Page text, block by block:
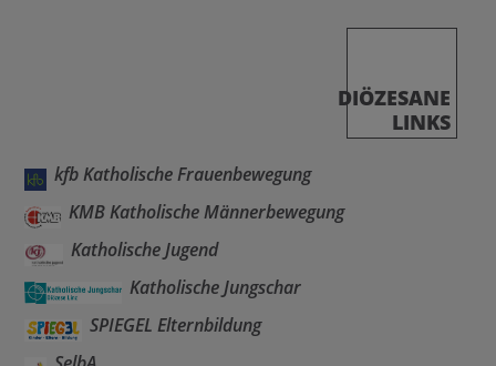
DIÖZESANE
LINKS
kfb Katholische Frauenbewegung
KMB Katholische Männerbewegung
Katholische Jugend
Katholische Jungschar
SPIEGEL Elternbildung